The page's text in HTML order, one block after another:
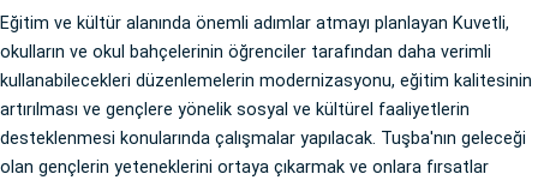
Eğitim ve kültür alanında önemli adımlar atmayı planlayan Kuvetli,
okulların ve okul bahçelerinin öğrenciler tarafından daha verimli
kullanabilecekleri düzenlemelerin modernizasyonu, eğitim kalitesinin
artırılması ve gençlere yönelik sosyal ve kültürel faaliyetlerin
desteklenmesi konularında çalışmalar yapılacak. Tuşba'nın geleceği
olan gençlerin yeteneklerini ortaya çıkarmak ve onlara fırsatlar